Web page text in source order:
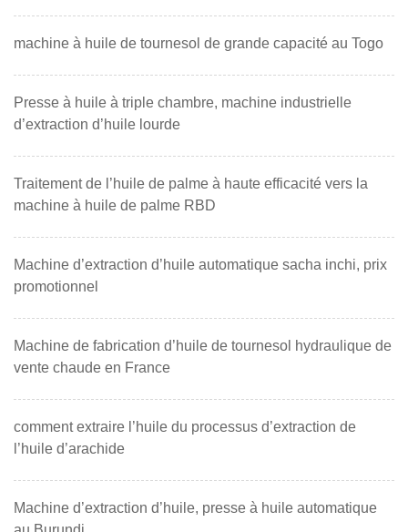
machine à huile de tournesol de grande capacité au Togo
Presse à huile à triple chambre, machine industrielle
d’extraction d’huile lourde
Traitement de l’huile de palme à haute efficacité vers la
machine à huile de palme RBD
Machine d’extraction d’huile automatique sacha inchi, prix
promotionnel
Machine de fabrication d’huile de tournesol hydraulique de
vente chaude en France
comment extraire l’huile du processus d’extraction de
l’huile d’arachide
Machine d’extraction d’huile, presse à huile automatique